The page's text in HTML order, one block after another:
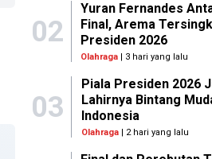
02
Yuran Fernandes
Final, Arema
Presiden 2026
Olahraga | 3 hari yang lalu
03
Piala Presiden 2026
Lahirnya Bintang
Indonesia
Olahraga| 2 hari yang lalu